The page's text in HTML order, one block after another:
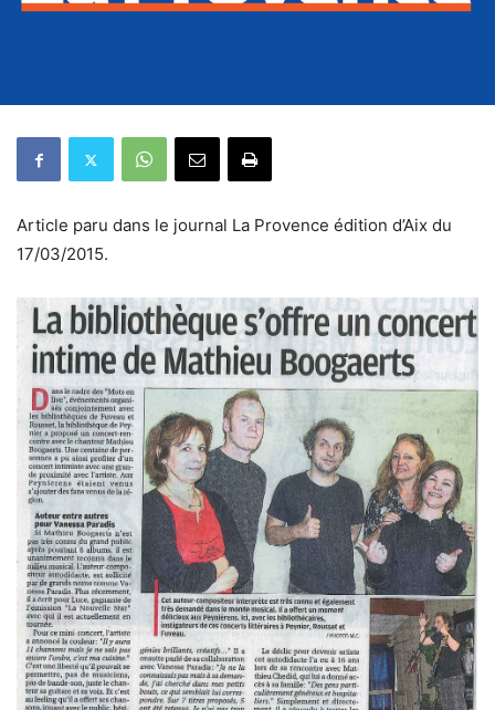
Article paru dans le journal La Provence édition d’Aix du
17/03/2015.